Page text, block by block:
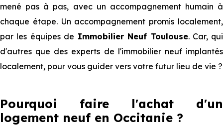
mené pas à pas, avec un accompagnement humain à
chaque étape. Un accompagnement promis localement,
par les équipes de Immobilier Neuf Toulouse. Car, qui
d'autres que des experts de l'immobilier neuf implantés
localement, pour vous guider vers votre futur lieu de vie ?
Pourquoi faire l'achat d'un
logement neuf en Occitanie ?